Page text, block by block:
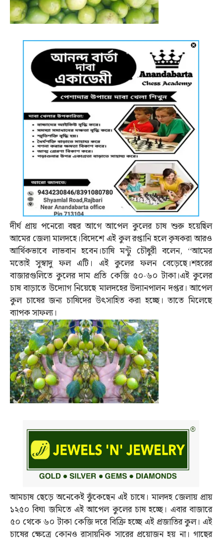
দীর্ঘ প্রায় পনেরো বছর আগে আপেল কুলের চাষ শুরু হয়েছিল
আমের জেলা মালদহে।বিদেশে এই কুল রপ্তানি হলে কৃষকরা আরও
আর্থিকভাবে লাভবান হবেন।চাষি মন্টু চৌধুরী বলেন, “আমের
মতোই সুস্বাদু ফল এটি। এই কুলের ফলন বেড়েছে।শহরের
বাজারগুলিতে কুলের দাম প্রতি কেজি ৫০-৬০ টাকা।এই কুলের
চাষ বাড়াতে উদ্যোগ নিয়েছে মালদহের উদ্যানপালন দপ্তর। আপেল
কুল চাষের জন্য চাষিদের উৎসাহিত করা হচ্ছে। তাতে মিলেছে
ব্যাপক সাফল্য।
আমচাষ ছেড়ে অনেকেই ঝুঁকেছেন এই চাষে। মালদহ জেলায় প্রায়
১২৫০ বিঘা জমিতে এই আপেল কুলের চাষ হচ্ছে। এবার বাজারে
৫০ থেকে ৬০ টাকা কেজি দরে বিক্রি হচ্ছে এই প্রজাতির কুল। এই
চাষের ক্ষেত্রে কোনও রাসায়নিক সারের প্রয়োজন হয় না। গাছের